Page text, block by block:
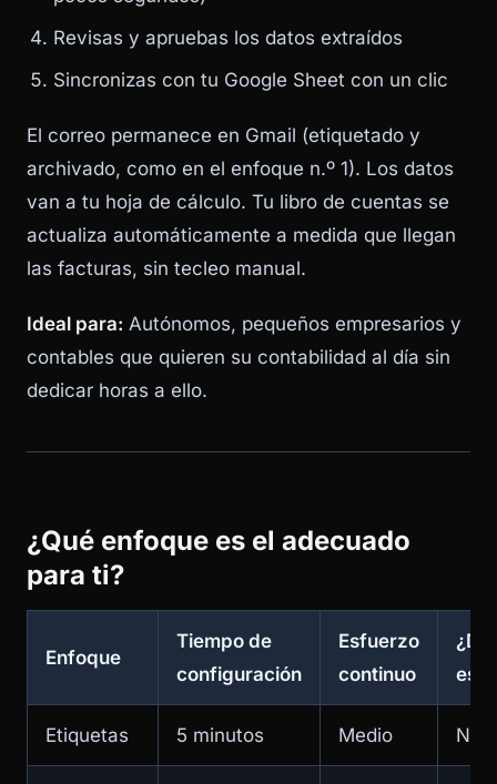
Revisas y apruebas los datos extraídos
Sincronizas con tu Google Sheet con un clic
El correo permanece en Gmail (etiquetado y
archivado, como en el enfoque n.º 1). Los datos
van a tu hoja de cálculo. Tu libro de cuentas se
actualiza automáticamente a medida que llegan
las facturas, sin tecleo manual.
Ideal para: Autónomos, pequeños empresarios y
contables que quieren su contabilidad al día sin
dedicar horas a ello.
¿Qué enfoque es el adecuado
para ti?
Enfoque
Tiempo de
configuración
Esfuerzo
continuo
Etiquetas 5 minutos Medio No